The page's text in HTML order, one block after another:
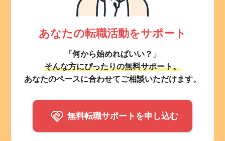
あなたの転職活動をサポート
「何から始めればいい？」
そんな方にぴったりの無料サポート。
あなたのペースに合わせてご相談いただけます。
無料転職サポートを申し込む